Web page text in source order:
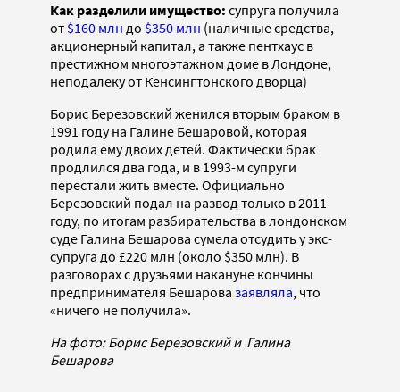
Как разделили имущество: супруга получила
от $160 млн до $350 млн (наличные средства,
акционерный капитал, а также пентхаус в
престижном многоэтажном доме в Лондоне,
неподалеку от Кенсингтонского дворца)
Борис Березовский женился вторым браком в
1991 году на Галине Бешаровой, которая
родила ему двоих детей. Фактически брак
продлился два года, и в 1993-м супруги
перестали жить вместе. Официально
Березовский подал на развод только в 2011
году, по итогам разбирательства в лондонском
суде Галина Бешарова сумела отсудить у экс-
супруга до £220 млн (около $350 млн). В
разговорах с друзьями накануне кончины
предпринимателя Бешарова заявляла, что
«ничего не получила».
На фото: Борис Березовский и Галина
Бешарова